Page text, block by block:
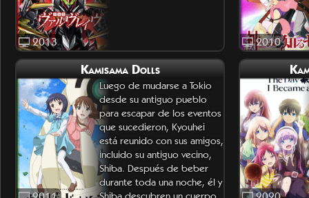
2013 2010
Kamisama Dolls
Luego de mudarse a Tokio
desde su antiguo pueblo
para escapar de los eventos
que sucedieron, Kyouhei
está reunido con sus amigos,
incluido su antiguo vecino,
Shiba. Después de beber
durante toda una noche, él y
Shiba descubren un cuerpo